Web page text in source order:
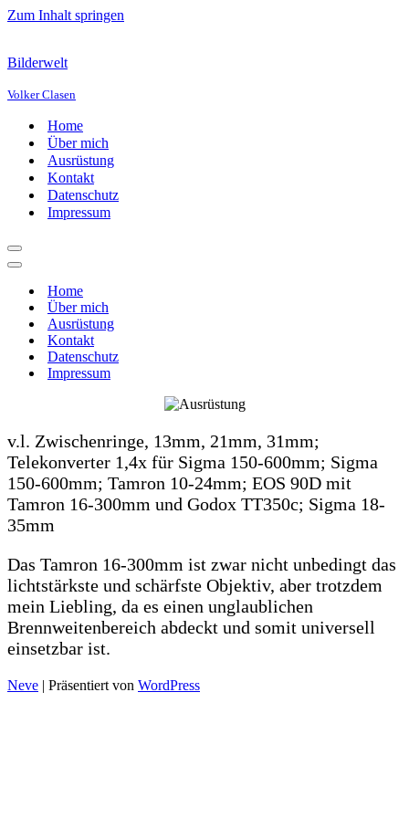
Zum Inhalt springen
Bilderwelt
Volker Clasen
Home
Über mich
Ausrüstung
Kontakt
Datenschutz
Impressum
Navigations-
Menü
Navigations-
Home
Über mich
Ausrüstung
Kontakt
Datenschutz
Impressum
v.l. Zwischenringe, 13mm, 21mm, 31mm;
Telekonverter 1,4x für Sigma 150-600mm; Sigma
150-600mm; Tamron 10-24mm; EOS 90D mit
Tamron 16-300mm und Godox TT350c; Sigma 18-
35mm
Das Tamron 16-300mm ist zwar nicht unbedingt das
lichtstärkste und schärfste Objektiv, aber trotzdem
mein Liebling, da es einen unglaublichen
Brennweitenbereich abdeckt und somit universell
einsetzbar ist.
Neve | Präsentiert von WordPress